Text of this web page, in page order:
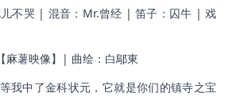
不哭 | 混音：Mr.曾经 | 笛子：囚牛 | 戏
麻薯映像】| 曲绘：白鄔東
我中了金科状元，它就是你们的镇寺之宝